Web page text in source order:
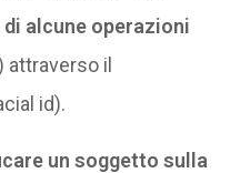
alcune operazioni
attraverso il
id).
un soggetto sulla